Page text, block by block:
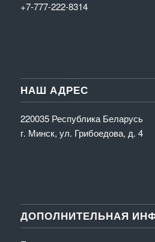
+7-777-222-8314
НАШ АДРЕС
220035 Республика Беларусь
г. Минск, ул. Грибоедова, д. 4
ДОПОЛНИТЕЛЬНАЯ